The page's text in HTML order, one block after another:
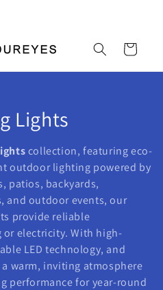
트
Lights
collection, featuring eco-
outdoor lighting powered by
patios, backyards,
and outdoor events, our
provide reliable
electricity. With high-
LED technology, and
warm, inviting atmosphere
performance for year-round